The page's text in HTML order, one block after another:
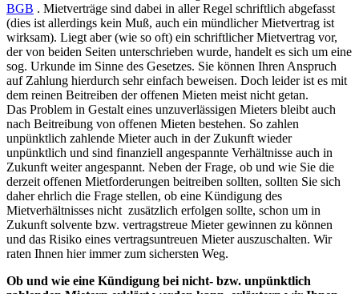
BGB . Mietverträge sind dabei in aller Regel schriftlich abgefasst
(dies ist allerdings kein Muß, auch ein mündlicher Mietvertrag ist
wirksam). Liegt aber (wie so oft) ein schriftlicher Mietvertrag vor,
der von beiden Seiten unterschrieben wurde, handelt es sich um eine
sog. Urkunde im Sinne des Gesetzes. Sie können Ihren Anspruch
auf Zahlung hierdurch sehr einfach beweisen. Doch leider ist es mit
dem reinen Beitreiben der offenen Mieten meist nicht getan.
Das Problem in Gestalt eines unzuverlässigen Mieters bleibt auch
nach Beitreibung von offenen Mieten bestehen. So zahlen
unpünktlich zahlende Mieter auch in der Zukunft wieder
unpünktlich und sind finanziell angespannte Verhältnisse auch in
Zukunft weiter angespannt. Neben der Frage, ob und wie Sie die
derzeit offenen Mietforderungen beitreiben sollten, sollten Sie sich
daher ehrlich die Frage stellen, ob eine Kündigung des
Mietverhältnisses nicht zusätzlich erfolgen sollte, schon um in
Zukunft solvente bzw. vertragstreue Mieter gewinnen zu können
und das Risiko eines vertragsuntreuen Mieter auszuschalten. Wir
raten Ihnen hier immer zum sichersten Weg.
Ob und wie eine Kündigung bei nicht- bzw. unpünktlich